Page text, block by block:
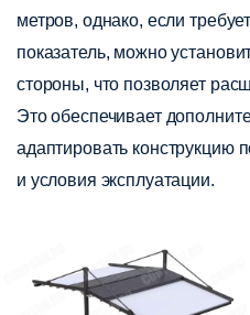
метров, однако, если
показатель, можно
стороны, что позволяет
Это обеспечивает
адаптировать конструкцию
и условия эксплуатации.